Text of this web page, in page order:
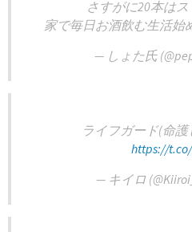
さすがに20本は
家で毎日お酒飲む生活始
— しょた氏
ライフガード(命
https://
— キイロ